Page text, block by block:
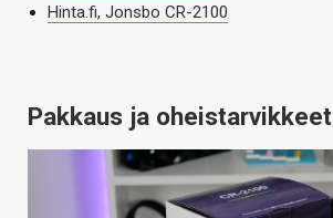
Hinta.fi, Jonsbo CR-2100
Pakkaus ja oheistarvikkeet